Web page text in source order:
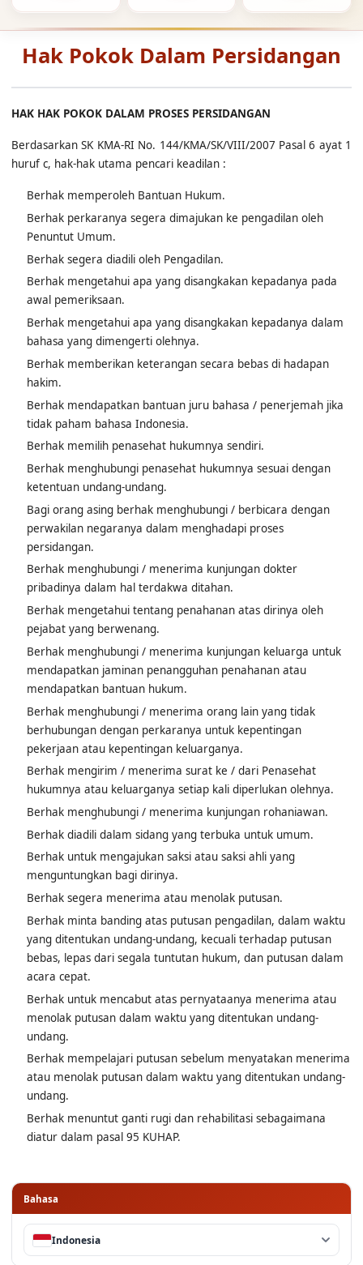
Hak Pokok Dalam Persidangan
HAK HAK POKOK DALAM PROSES PERSIDANGAN
Berdasarkan SK KMA-RI No. 144/KMA/SK/VIII/2007 Pasal 6 ayat 1
huruf c, hak-hak utama pencari keadilan :
Berhak memperoleh Bantuan Hukum.
Berhak perkaranya segera dimajukan ke pengadilan oleh
Penuntut Umum.
Berhak segera diadili oleh Pengadilan.
Berhak mengetahui apa yang disangkakan kepadanya pada
awal pemeriksaan.
Berhak mengetahui apa yang disangkakan kepadanya dalam
bahasa yang dimengerti olehnya.
Berhak memberikan keterangan secara bebas di hadapan
hakim.
Berhak mendapatkan bantuan juru bahasa / penerjemah jika
tidak paham bahasa Indonesia.
Berhak memilih penasehat hukumnya sendiri.
Berhak menghubungi penasehat hukumnya sesuai dengan
ketentuan undang-undang.
Bagi orang asing berhak menghubungi / berbicara dengan
perwakilan negaranya dalam menghadapi proses
persidangan.
Berhak menghubungi / menerima kunjungan dokter
pribadinya dalam hal terdakwa ditahan.
Berhak mengetahui tentang penahanan atas dirinya oleh
pejabat yang berwenang.
Berhak menghubungi / menerima kunjungan keluarga untuk
mendapatkan jaminan penangguhan penahanan atau
mendapatkan bantuan hukum.
Berhak menghubungi / menerima orang lain yang tidak
berhubungan dengan perkaranya untuk kepentingan
pekerjaan atau kepentingan keluarganya.
Berhak mengirim / menerima surat ke / dari Penasehat
hukumnya atau keluarganya setiap kali diperlukan olehnya.
Berhak menghubungi / menerima kunjungan rohaniawan.
Berhak diadili dalam sidang yang terbuka untuk umum.
Berhak untuk mengajukan saksi atau saksi ahli yang
menguntungkan bagi dirinya.
Berhak segera menerima atau menolak putusan.
Berhak minta banding atas putusan pengadilan, dalam waktu
yang ditentukan undang-undang, kecuali terhadap putusan
bebas, lepas dari segala tuntutan hukum, dan putusan dalam
acara cepat.
Berhak untuk mencabut atas pernyataanya menerima atau
menolak putusan dalam waktu yang ditentukan undang-
undang.
Berhak mempelajari putusan sebelum menyatakan menerima
atau menolak putusan dalam waktu yang ditentukan undang-
undang.
Berhak menuntut ganti rugi dan rehabilitasi sebagaimana
diatur dalam pasal 95 KUHAP.
Bahasa
Indonesia